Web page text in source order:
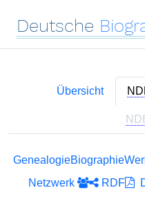
Deutsche
Übersicht
GenealogieBiographie
Netzwerk
RDF